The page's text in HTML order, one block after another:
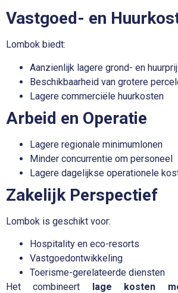
Vastgoed- en
Lombok biedt:
Aanzienlijk lagere grond- en
Beschikbaarheid van grotere
Lagere commerciële huurkosten
Arbeid en Operatie
Lagere regionale minimumlonen
Minder concurrentie om personeel
Lagere dagelijkse operationele
Zakelijk Perspectief
Lombok is geschikt voor:
Hospitality en eco-resorts
Vastgoedontwikkeling
Toerisme-gerelateerde diensten
Het combineert lage kosten